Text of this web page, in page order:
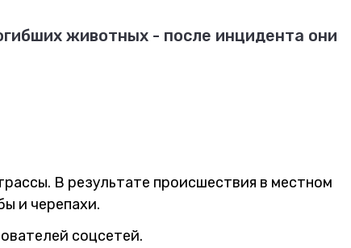
животных - после инцидента они
В результате происшествия в местном
и черепахи.
соцсетей.